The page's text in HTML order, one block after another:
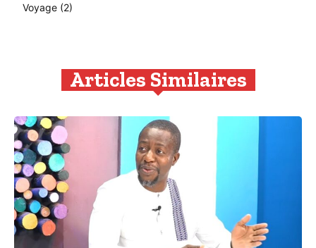
Voyage (2)
Articles Similaires